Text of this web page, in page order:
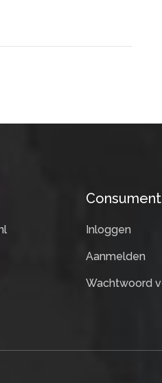
Consument
Inloggen
Aanmelden
Wachtwoord